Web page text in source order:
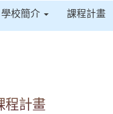
學校簡介 課程計畫
程計畫